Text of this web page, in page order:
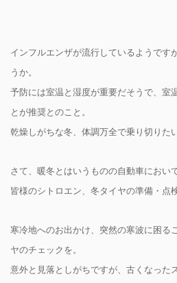
インフルエンザが流行しているようです
うか。
予防には室温と湿度が重要だそうで、室
とが推奨とのこと。
乾燥しがちな冬、体調万全で乗り切りた
さて、暖冬とはいうものの自動車におい
皆様のシトロエン、冬タイヤの準備・点
寒冷地へのお出かけ、突然の寒波に困る
ヤのチェックを。
意外と見落としがちですが、古くなった